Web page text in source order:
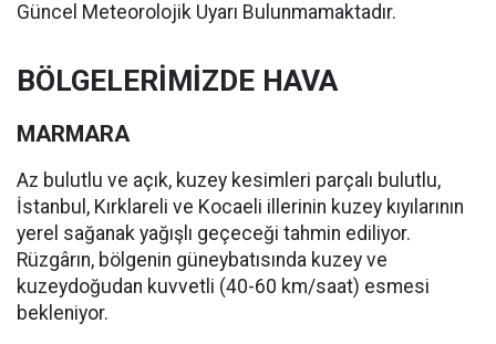
Güncel Meteorolojik Uyarı Bulunmamaktadır.
BÖLGELERİMİZDE HAVA
MARMARA
Az bulutlu ve açık, kuzey kesimleri parçalı bulutlu,
İstanbul, Kırklareli ve Kocaeli illerinin kuzey kıyılarının
yerel sağanak yağışlı geçeceği tahmin ediliyor.
Rüzgârın, bölgenin güneybatısında kuzey ve
kuzeydoğudan kuvvetli (40-60 km/saat) esmesi
bekleniyor.